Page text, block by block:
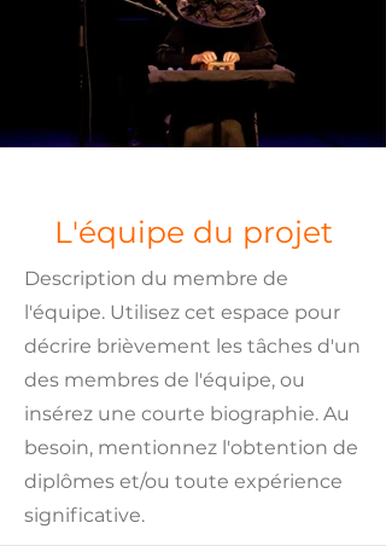
L'équipe du projet
Description du membre de
l'équipe. Utilisez cet espace pour
décrire brièvement les tâches d'un
des membres de l'équipe, ou
insérez une courte biographie. Au
besoin, mentionnez l'obtention de
diplômes et/​ou toute expérience
significative.